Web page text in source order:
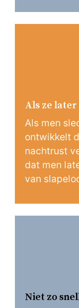
Als ze
Als men
ontwikkelt
nachtrust
dat men
van
Niet zo